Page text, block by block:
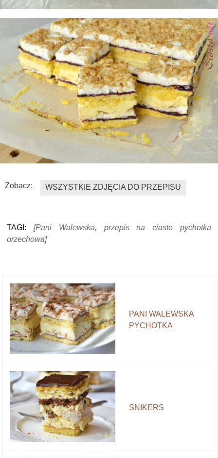
Zobacz: WSZYSTKIE ZDJĘCIA DO PRZEPISU
TAGI: [Pani Walewska, przepis na ciasto pychotka
orzechowa]
PANI WALEWSKA
PYCHOTKA
SNIKERS